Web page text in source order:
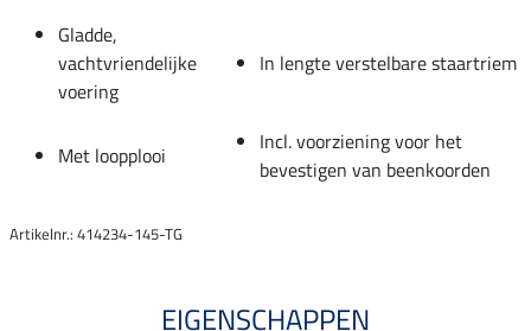
Gladde,
vachtvriendelijke
voering
In lengte verstelbare staartriem
Met loopplooi
Incl. voorziening voor het
bevestigen van beenkoorden
Artikelnr.: 414234-145-TG
EIGENSCHAPPEN